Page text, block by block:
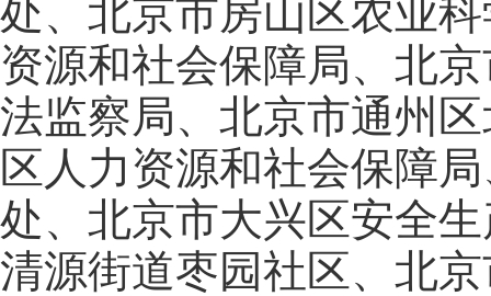
处、北京市房山区农业
资源和社会保障局、北
法监察局、北京市通州
区人力资源和社会保障
处、北京市大兴区安全
清源街道枣园社区、北